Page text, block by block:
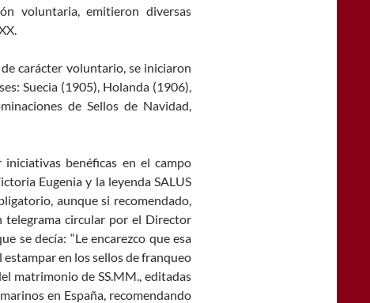
voluntaria, emitieron diversas
carácter voluntario, se iniciaron
Suecia (1905), Holanda (1906),
de Sellos de Navidad,
benéficas en el campo
Eugenia y la leyenda SALUS
aunque si recomendado,
telegrama circular por el Director
se decía: “Le encarezco que esa
en los sellos de franqueo
matrimonio de SS.MM., editadas
en España, recomendando